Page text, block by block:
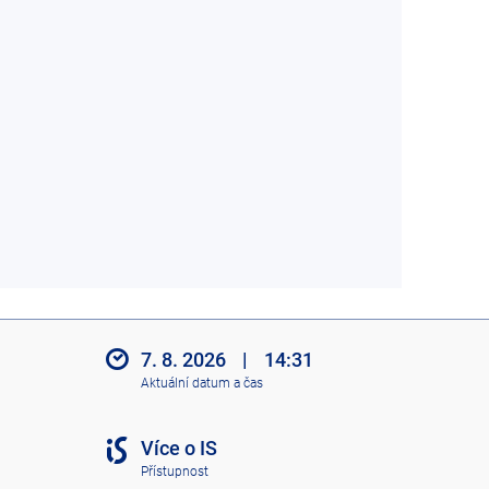
7. 8. 2026 | 14:31
Aktuální datum a čas
Více o IS
Přístupnost